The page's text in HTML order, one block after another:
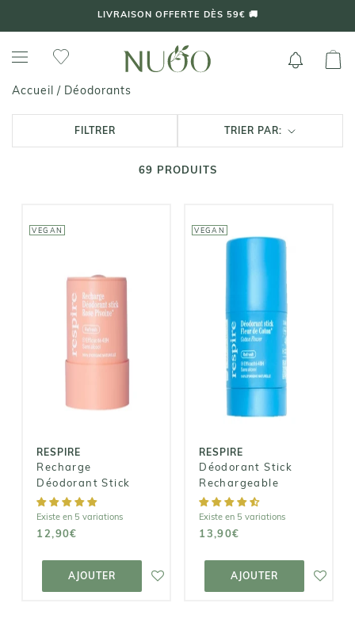
LIVRAISON OFFERTE DÈS 59€ 🚚
Accueil / Déodorants
FILTRER TRIER PAR:
69 PRODUITS
VEGAN
RESPIRE
Recharge
Déodorant Stick
Existe en 5 variations
12,90€
AJOUTER
RESPIRE
Recharge
AJOUTER AU
PANIER
VEGAN
RESPIRE
Déodorant Stick
Rechargeable
Existe en 5 variations
13,90€
AJOUTER
RESPIRE
Déodorant
Stick
Rechargeable
13,90€
AJOUTER AU
PANIER